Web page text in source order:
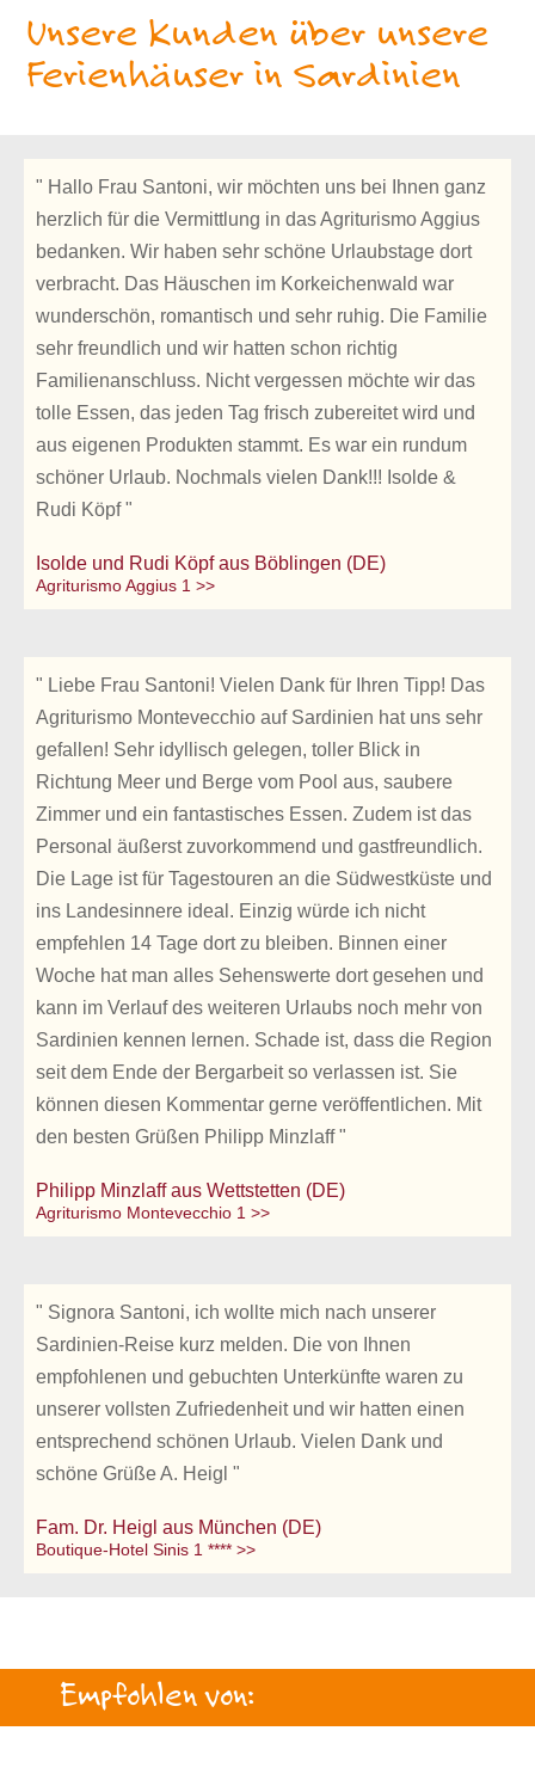
Unsere Kunden über unsere
Ferienhäuser in Sardinien
" Hallo Frau Santoni, wir möchten uns bei Ihnen ganz
herzlich für die Vermittlung in das Agriturismo Aggius
bedanken. Wir haben sehr schöne Urlaubstage dort
verbracht. Das Häuschen im Korkeichenwald war
wunderschön, romantisch und sehr ruhig. Die Familie
sehr freundlich und wir hatten schon richtig
Familienanschluss. Nicht vergessen möchte wir das
tolle Essen, das jeden Tag frisch zubereitet wird und
aus eigenen Produkten stammt. Es war ein rundum
schöner Urlaub. Nochmals vielen Dank!!! Isolde &
Rudi Köpf "
Isolde und Rudi Köpf aus Böblingen (DE)
Agriturismo Aggius 1 >>
" Liebe Frau Santoni! Vielen Dank für Ihren Tipp! Das
Agriturismo Montevecchio auf Sardinien hat uns sehr
gefallen! Sehr idyllisch gelegen, toller Blick in
Richtung Meer und Berge vom Pool aus, saubere
Zimmer und ein fantastisches Essen. Zudem ist das
Personal äußerst zuvorkommend und gastfreundlich.
Die Lage ist für Tagestouren an die Südwestküste und
ins Landesinnere ideal. Einzig würde ich nicht
empfehlen 14 Tage dort zu bleiben. Binnen einer
Woche hat man alles Sehenswerte dort gesehen und
kann im Verlauf des weiteren Urlaubs noch mehr von
Sardinien kennen lernen. Schade ist, dass die Region
seit dem Ende der Bergarbeit so verlassen ist. Sie
können diesen Kommentar gerne veröffentlichen. Mit
den besten Grüßen Philipp Minzlaff "
Philipp Minzlaff aus Wettstetten (DE)
Agriturismo Montevecchio 1 >>
" Signora Santoni, ich wollte mich nach unserer
Sardinien-Reise kurz melden. Die von Ihnen
empfohlenen und gebuchten Unterkünfte waren zu
unserer vollsten Zufriedenheit und wir hatten einen
entsprechend schönen Urlaub. Vielen Dank und
schöne Grüße A. Heigl "
Fam. Dr. Heigl aus München (DE)
Boutique-Hotel Sinis 1 **** >>
Empfohlen von: